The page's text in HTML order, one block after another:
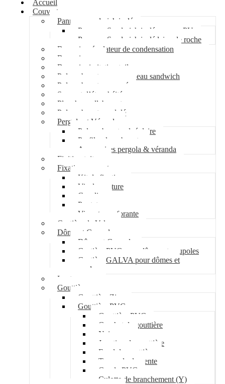
Accueil
Couverture
Panneau sandwich isolé
Panneau Sandwich isolé mousse PU
Panneau Sandwich isolé laine de roche
Bac acier régulateur de condensation
Bac acier sec
Bac acier imitation tuile
Polycarbonate pour panneau sandwich
Polycarbonate nervuré
Support d’étanchéité
Plancher collaborant
Polycarbonate ondulé
Pergola et Véranda
Polycarbonate alvéolaire
Profil polycarbonate
Accessoires pergola & véranda
Finition toiture
Fixation couverture
Kit de fixation
Vis de couture
Cavalier
Pontet
Vis auto-perforante
Costière de Velux
Dôme et Coupole
Dôme et Coupole
Costière PVC pour dômes et coupoles
Costière GALVA pour dômes et
coupoles
Lanterneau
Gouttière
Gouttière Zinc
Gouttière PVC
Gouttière PVC
Crochet de gouttière
Naissance
Jonction de gouttière
Fond de gouttière
Tuyau de descente
Coude PVC
Culotte de branchement (Y)